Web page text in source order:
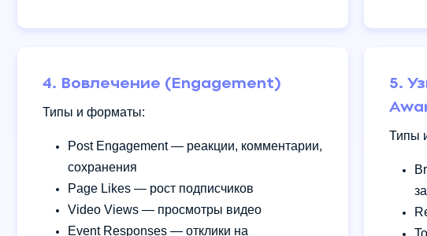
4. Вовлечение (Engagement)
Типы и форматы:
Post Engagement — реакции, комментарии,
сохранения
Page Likes — рост подписчиков
Video Views — просмотры видео
Event Responses — отклики на
5.
Типы